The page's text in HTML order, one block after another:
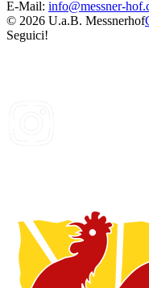
E-Mail: info@messner-
© 2026 U.a.B. Messnerhof
Seguici!